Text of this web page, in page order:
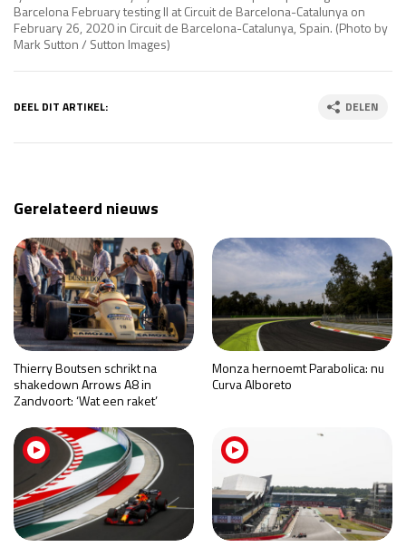
Barcelona February testing II at Circuit de Barcelona-Catalunya on
February 26, 2020 in Circuit de Barcelona-Catalunya, Spain. (Photo by
Mark Sutton / Sutton Images)
DEEL DIT ARTIKEL: DELEN
Gerelateerd nieuws
Thierry Boutsen schrikt na
shakedown Arrows A8 in
Zandvoort: ‘Wat een raket’
Monza hernoemt Parabolica: nu
Curva Alboreto